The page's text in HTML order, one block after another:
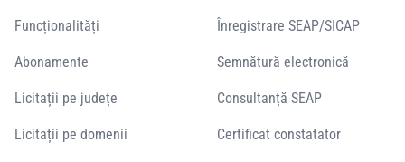
Funcționalități
Abonamente
Licitații pe județe
Licitații pe domenii
Înregistrare SEAP/SICAP
Semnătură electronică
Consultanță SEAP
Certificat constatator